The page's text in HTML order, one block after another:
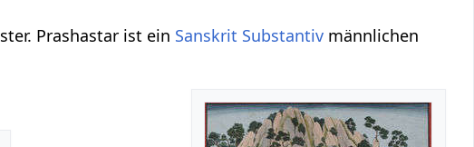
Prashastar ist ein Sanskrit Substantiv männlichen